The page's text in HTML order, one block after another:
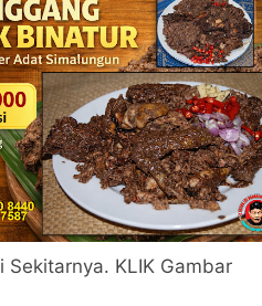
Sekitarnya. KLIK Gambar